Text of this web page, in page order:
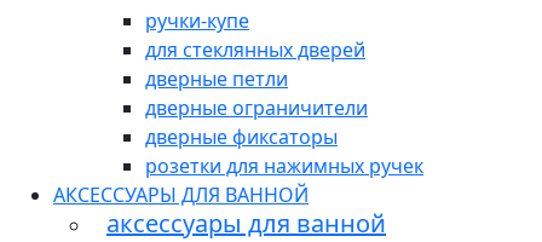
ручки-купе
для стеклянных дверей
дверные петли
дверные ограничители
дверные фиксаторы
розетки для нажимных ручек
АКСЕССУАРЫ ДЛЯ ВАННОЙ
аксессуары для ванной